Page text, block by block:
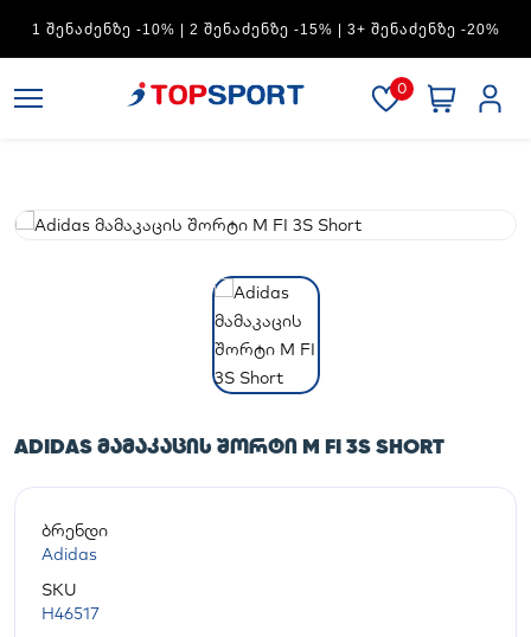
ᲨᲔᲜᲐᲫᲔᲜᲖᲔ -30%
0
ADIDAS ᲛᲐᲛᲐᲙᲐᲪᲘᲡ ᲨᲝᲠᲢᲘ M FI 3S SHORT
ბრენდი
Adidas
SKU
H46517